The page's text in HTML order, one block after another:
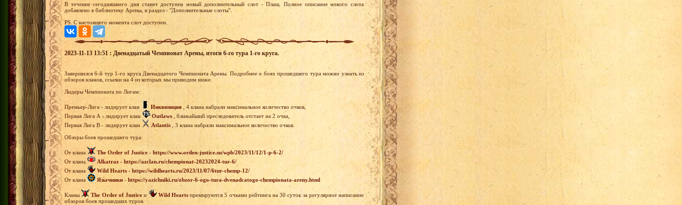
В течение сегодняшнего дня станет доступен новый дополнительный слот - Плащ. Полное описание нового слота
добавлено в библиотеку Арены, в раздел - "Дополнительные слоты".
PS. С настоящего момента слот доступен.
2023-11-13 13:51 : Двенадцатый Чемпионат Арены, итоги 6-го тура 1-го круга.
Завершился 6-й тур 1-го круга Двенадцатого Чемпионата Арены. Подробнее о боях прошедшего тура можно узнать из
обзоров кланов, ссылки на 4 из которых мы приводим ниже.
Лидеры Чемпионата по Лигам:
Премьер-Лига - лидирует клан Инквизиция , 4 клана набрали максимальное количество очков,
Первая Лига А - лидирует клан
Outlaws , ближайший преследователь отстает на 2 очка,
Первая Лига В - лидирует клан
Atlantis , 3 клана набрали максимальное количество очков.
Обзоры боев прошедшего тура:
От клана The Order of Justice - https://www.orden-justice.su/wpb/2023/11/12/1-p-6-2/
От клана
Alkatraz - https://azclan.ru/chempionat-20232024-tur-6/
От клана
Wild Hearts - https://wildhearts.ru/2023/11/07/6tur-chemp-12/
От клана
Язычники - https://yazichniki.ru/obzor-6-ogo-tura-dvenadcatogo-chempionata-areny.html
Кланы The Order of Justice и Wild Heartsпремируются 5 очками рейтинга на 30 суток за регулярное написание
обзоров боев прошедших туров.